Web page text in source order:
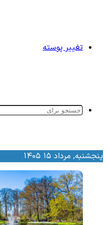
تغییر پوسته
مرداد ۱۵ ۱۴۰۵